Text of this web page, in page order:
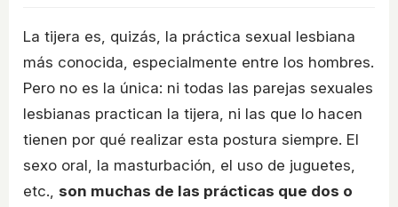
La tijera es, quizás, la práctica sexual lesbiana
más conocida, especialmente entre los hombres.
Pero no es la única: ni todas las parejas sexuales
lesbianas practican la tijera, ni las que lo hacen
tienen por qué realizar esta postura siempre. El
sexo oral, la masturbación, el uso de juguetes,
etc., son muchas de las prácticas que dos o